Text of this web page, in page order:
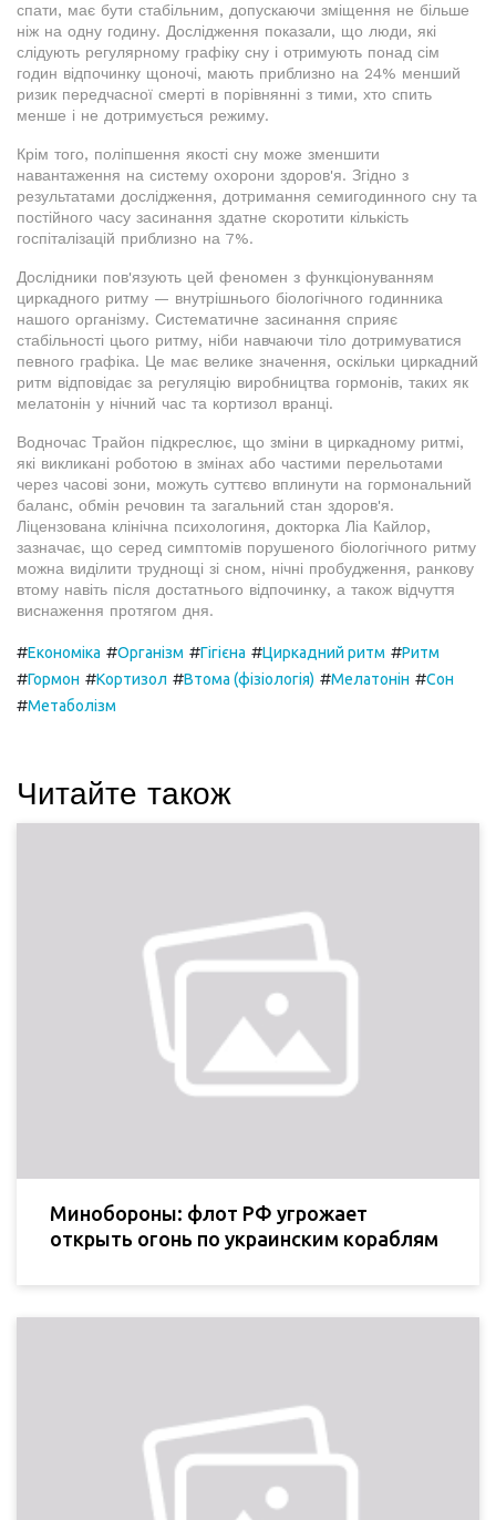
спати, має бути стабільним, допускаючи зміщення не більше
ніж на одну годину. Дослідження показали, що люди, які
слідують регулярному графіку сну і отримують понад сім
годин відпочинку щоночі, мають приблизно на 24% менший
ризик передчасної смерті в порівнянні з тими, хто спить
менше і не дотримується режиму.
Крім того, поліпшення якості сну може зменшити
навантаження на систему охорони здоров'я. Згідно з
результатами дослідження, дотримання семигодинного сну та
постійного часу засинання здатне скоротити кількість
госпіталізацій приблизно на 7%.
Дослідники пов'язують цей феномен з функціонуванням
циркадного ритму — внутрішнього біологічного годинника
нашого організму. Систематичне засинання сприяє
стабільності цього ритму, ніби навчаючи тіло дотримуватися
певного графіка. Це має велике значення, оскільки циркадний
ритм відповідає за регуляцію виробництва гормонів, таких як
мелатонін у нічний час та кортизол вранці.
Водночас Трайон підкреслює, що зміни в циркадному ритмі,
які викликані роботою в змінах або частими перельотами
через часові зони, можуть суттєво вплинути на гормональний
баланс, обмін речовин та загальний стан здоров'я.
Ліцензована клінічна психологиня, докторка Ліа Кайлор,
зазначає, що серед симптомів порушеного біологічного ритму
можна виділити труднощі зі сном, нічні пробудження, ранкову
втому навіть після достатнього відпочинку, а також відчуття
виснаження протягом дня.
#Економіка #Організм #Гігієна #Циркадний ритм #Ритм
#Гормон #Кортизол #Втома (фізіологія) #Мелатонін #Сон
#Метаболізм
Читайте також
Минобороны: флот РФ угрожает
открыть огонь по украинским кораблям